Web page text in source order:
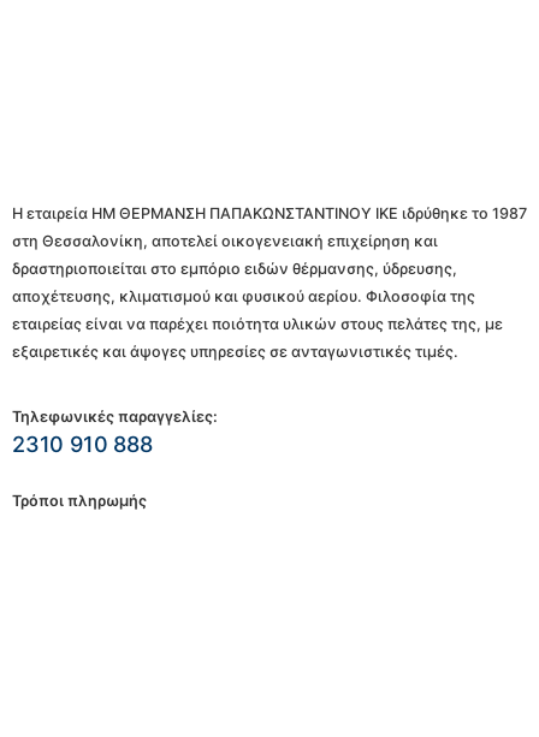
Η εταιρεία ΗΜ ΘΕΡΜΑΝΣΗ ΠΑΠΑΚΩΝΣΤΑΝΤΙΝΟΥ ΙΚΕ ιδρύθηκε το 1987
στη Θεσσαλονίκη, αποτελεί οικογενειακή επιχείρηση και
δραστηριοποιείται στο εμπόριο ειδών θέρμανσης, ύδρευσης,
αποχέτευσης, κλιματισμού και φυσικού αερίου. Φιλοσοφία της
εταιρείας είναι να παρέχει ποιότητα υλικών στους πελάτες της, με
εξαιρετικές και άψογες υπηρεσίες σε ανταγωνιστικές τιμές.
Τηλεφωνικές παραγγελίες:
2310 910 888
Τρόποι πληρωμής